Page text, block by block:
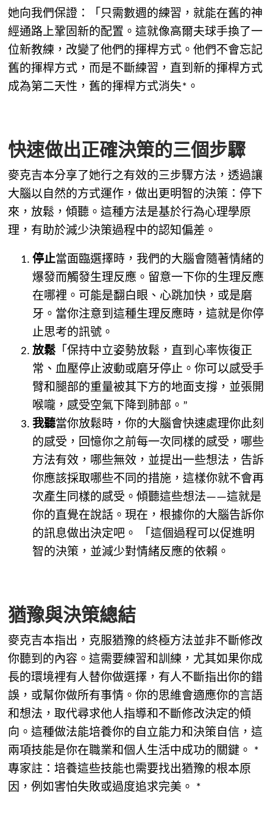
她向我們保證：「只需數週的練習，就能在舊的神
經通路上鞏固新的配置。這就像高爾夫球手換了一
位新教練，改變了他們的揮桿方式。他們不會忘記
舊的揮桿方式，而是不斷練習，直到新的揮桿方式
成為第二天性，舊的揮桿方式消失*。
快速做出正確決策的三個步驟
麥克吉本分享了她行之有效的三步驟方法，透過讓
大腦以自然的方式運作，做出更明智的決策：停下
來，放鬆，傾聽。這種方法是基於行為心理學原
理，有助於減少決策過程中的認知偏差。
停止當面臨選擇時，我們的大腦會隨著情緒的
爆發而觸發生理反應。留意一下你的生理反應
在哪裡。可能是翻白眼、心跳加快，或是磨
牙。當你注意到這種生理反應時，這就是你停
止思考的訊號。
放鬆「保持中立姿勢放鬆，直到心率恢復正
常、血壓停止波動或磨牙停止。你可以感受手
臂和腿部的重量被其下方的地面支撐，並張開
喉嚨，感受空氣下降到肺部。”
我聽當你放鬆時，你的大腦會快速處理你此刻
的感受，回憶你之前每一次同樣的感受，哪些
方法有效，哪些無效，並提出一些想法，告訴
你應該採取哪些不同的措施，這樣你就不會再
次產生同樣的感受。傾聽這些想法——這就是
你的直覺在說話。現在，根據你的大腦告訴你
的訊息做出決定吧。 「這個過程可以促進明
智的決策，並減少對情緒反應的依賴。
猶豫與決策總結
麥克吉本指出，克服猶豫的終極方法並非不斷修改
你聽到的內容。這需要練習和訓練，尤其如果你成
長的環境裡有人替你做選擇，有人不斷指出你的錯
誤，或幫你做所有事情。你的思維會適應你的言語
和想法，取代尋求他人指導和不斷修改決定的傾
向。這種做法能培養你的自立能力和決策自信，這
兩項技能是你在職業和個人生活中成功的關鍵。 *
專家註：培養這些技能也需要找出猶豫的根本原
因，例如害怕失敗或過度追求完美。 *